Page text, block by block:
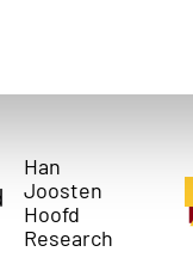
Han
Joosten
Hoofd
Research